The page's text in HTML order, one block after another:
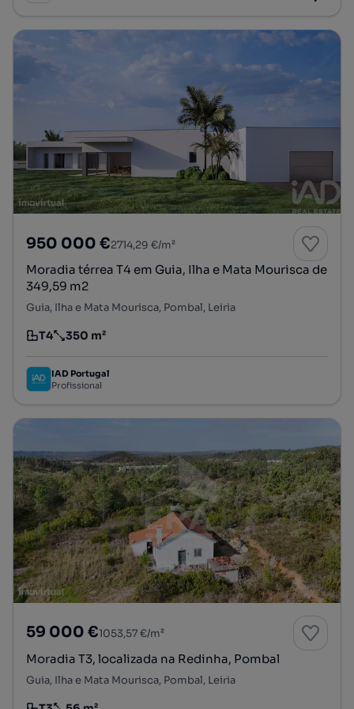
950 000 €2714,29 €/m²
Moradia térrea T4 em Guia, Ilha e Mata Mourisca de
349,59 m2
Guia, Ilha e Mata Mourisca, Pombal, Leiria
Tipologia
T4
Preço por metro quadrado
350 m²
IAD Portugal
Profissional
59 000 €1053,57 €/m²
Moradia T3, localizada na Redinha, Pombal
Guia, Ilha e Mata Mourisca, Pombal, Leiria